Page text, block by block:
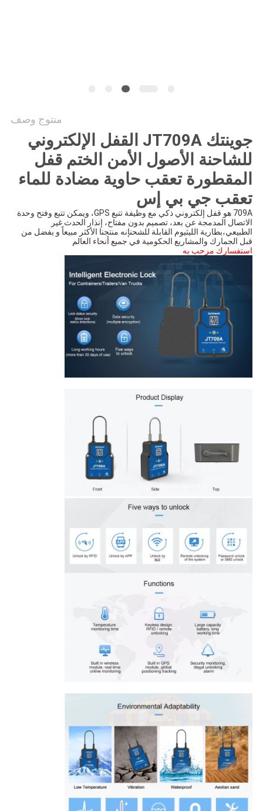
منتوج وصف
جوينتك JT709A القفل الإلكتروني
للشاحنة الأصول الأمن الختم قفل
المقطورة تعقب حاوية مضادة للماء
تعقب جي بي إس
الطبيعي،بطارية الليثيوم القابلة للشحن
قبل الجمارك والمشاريع الحكومية في جميع أنحاء العالم
استفسارك مرحب به